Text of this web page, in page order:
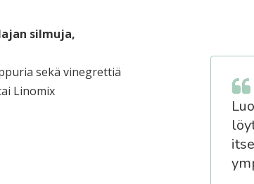
silmuja,
sekä vinegrettiä
Linomix